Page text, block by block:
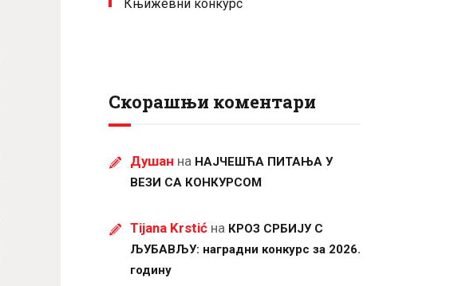
Књижевни конкурс
Скорашњи коментари
Душан на НАЈЧЕШЋА ПИТАЊА У
ВЕЗИ СА КОНКУРСОМ
Tijana Krstić на КРОЗ СРБИЈУ С
ЉУБАВЉУ: наградни конкурс за 2026.
годину